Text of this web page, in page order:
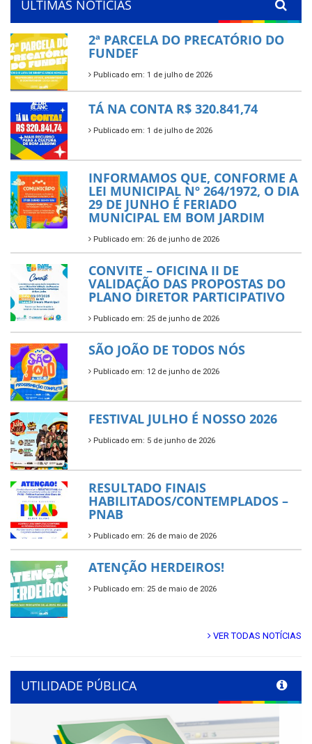
ÚLTIMAS NOTÍCIAS
2ª PARCELA DO PRECATÓRIO DO
FUNDEF
Publicado em: 1 de julho de 2026
TÁ NA CONTA R$ 320.841,74
Publicado em: 1 de julho de 2026
INFORMAMOS QUE, CONFORME A
LEI MUNICIPAL Nº 264/1972, O DIA
29 DE JUNHO É FERIADO
MUNICIPAL EM BOM JARDIM
Publicado em: 26 de junho de 2026
CONVITE – OFICINA II DE
VALIDAÇÃO DAS PROPOSTAS DO
PLANO DIRETOR PARTICIPATIVO
Publicado em: 25 de junho de 2026
SÃO JOÃO DE TODOS NÓS
Publicado em: 12 de junho de 2026
FESTIVAL JULHO É NOSSO 2026
Publicado em: 5 de junho de 2026
RESULTADO FINAIS
HABILITADOS/CONTEMPLADOS –
PNAB
Publicado em: 26 de maio de 2026
ATENÇÃO HERDEIROS!
Publicado em: 25 de maio de 2026
VER TODAS NOTÍCIAS
UTILIDADE PÚBLICA